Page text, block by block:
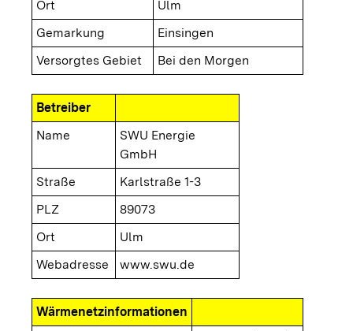
Ort
Ulm
Gemarkung
Einsingen
Versorgtes Gebiet
Bei den Morgen
Betreiber
Name
SWU Energie
GmbH
Straße
Karlstraße 1-3
PLZ
89073
Ort
Ulm
Webadresse
www.swu.de
Wärmenetzinformationen